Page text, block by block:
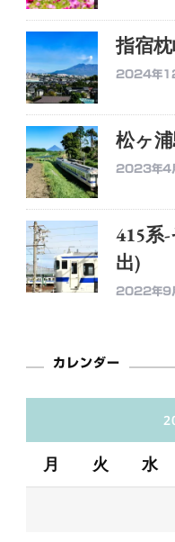
指宿
2024年
松ヶ
2023年4
415系
出)
2022年9
カレンダー
月 火 水